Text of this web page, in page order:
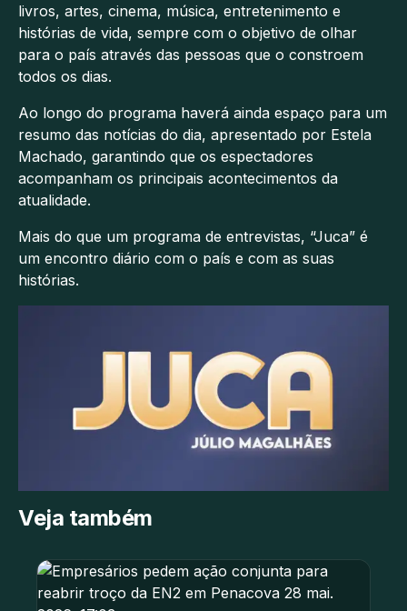
livros, artes, cinema, música, entretenimento e
histórias de vida, sempre com o objetivo de olhar
para o país através das pessoas que o constroem
todos os dias.
Ao longo do programa haverá ainda espaço para um
resumo das notícias do dia, apresentado por Estela
Machado, garantindo que os espectadores
acompanham os principais acontecimentos da
atualidade.
Mais do que um programa de entrevistas, “Juca” é
um encontro diário com o país e com as suas
histórias.
Veja também